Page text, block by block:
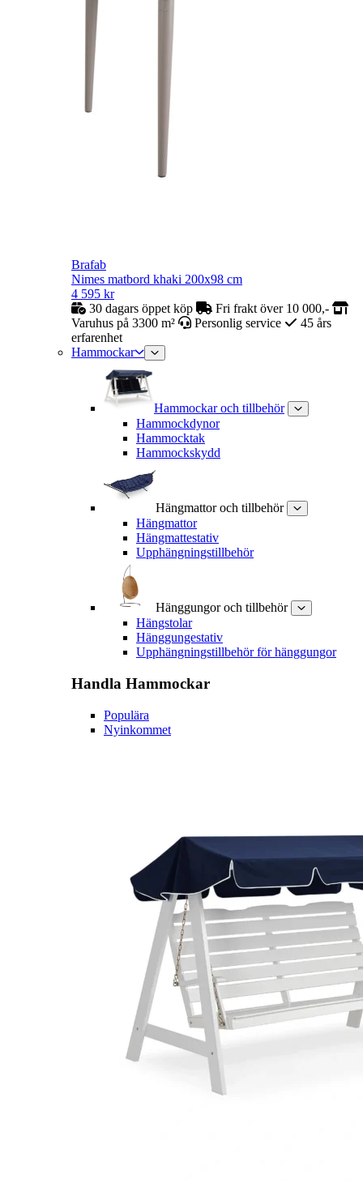
Brafab
Nimes matbord khaki 200x98 cm
4 595 kr
30 dagars öppet köp
Fri frakt över 10 000,-
Varuhus på 3300 m²
Personlig service
45 års
erfarenhet
Hammockar
Hammockar och tillbehör
Hammockdynor
Hammocktak
Hammockskydd
Hängmattor och tillbehör
Hängmattor
Hängmattestativ
Upphängningstillbehör
Hänggungor och tillbehör
Hängstolar
Hänggungestativ
Upphängningstillbehör för hänggungor
Handla Hammockar
Populära
Nyinkommet